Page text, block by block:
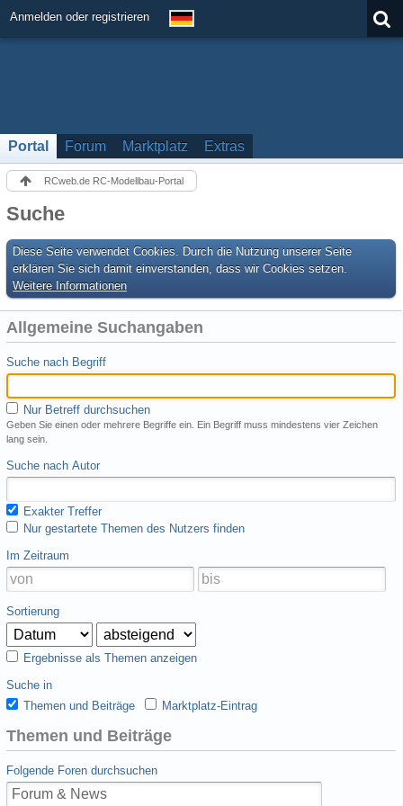
Anmelden oder registrieren
Portal Forum Marktplatz Extras
RCweb.de RC-Modellbau-Portal
Suche
Diese Seite verwendet Cookies. Durch die Nutzung unserer Seite
erklären Sie sich damit einverstanden, dass wir Cookies setzen.
Weitere Informationen
Allgemeine Suchangaben
Suche nach Begriff
Nur Betreff durchsuchen
Geben Sie einen oder mehrere Begriffe ein. Ein Begriff muss mindestens vier Zeichen
lang sein.
Suche nach Autor
Exakter Treffer
Nur gestartete Themen des Nutzers finden
Im Zeitraum
Sortierung
Ergebnisse als Themen anzeigen
Suche in
Themen und Beiträge
Marktplatz-Eintrag
Themen und Beiträge
Folgende Foren durchsuchen